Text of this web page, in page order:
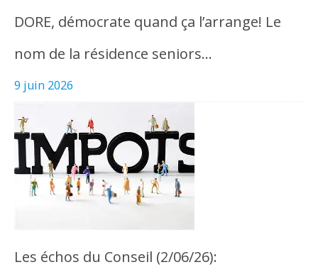
DORE, démocrate quand ça l’arrange! Le
nom de la résidence seniors…
9 juin 2026
Les échos du Conseil (2/06/26):